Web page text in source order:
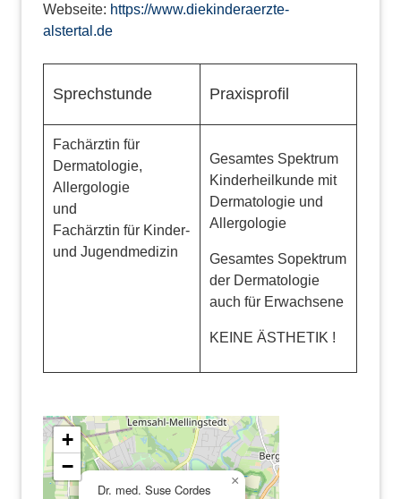
Webseite: https://www.diekinderaerzte-
alstertal.de
Sprechstunde Praxisprofil
Fachärztin für
Dermatologie,
Allergologie
und
Fachärztin für Kinder-
und Jugendmedizin
Gesamtes Spektrum
Kinderheilkunde mit
Dermatologie und
Allergologie
Gesamtes Sopektrum
der Dermatologie
auch für Erwachsene
KEINE ÄSTHETIK !
Dr. med. Suse Cordes
×
+
−